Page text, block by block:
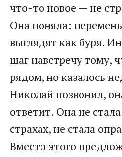
что-то новое — не
Она поняла:
выглядят как буря.
шаг навстречу тому,
рядом, но казалось
Николай позвонил,
ответит. Она не
страхах, не стала
Вместо этого